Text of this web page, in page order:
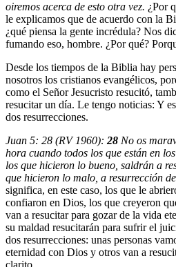
oiremos acerca de esto otra vez. ¿Por
le explicamos que de acuerdo con la
¿qué piensa la gente incrédula? Nos
fumando eso, hombre. ¿Por qué?
Desde los tiempos de la Biblia hay
nosotros los cristianos evangélicos,
como el Señor Jesucristo resucitó,
resucitar un día. Le tengo noticias: Y
dos resurrecciones.
Juan 5: 28 (RV 1960): 28 No os
hora cuando todos los que están en
los que hicieron lo bueno, saldrán a
que hicieron lo malo, a resurrección
significa, en este caso, los que le
confiaron en Dios, los que creyeron
van a resucitar para gozar de la vida
su maldad resucitarán para sufrir el
dos resurrecciones: unas personas
eternidad con Dios y otros van a
clarito.